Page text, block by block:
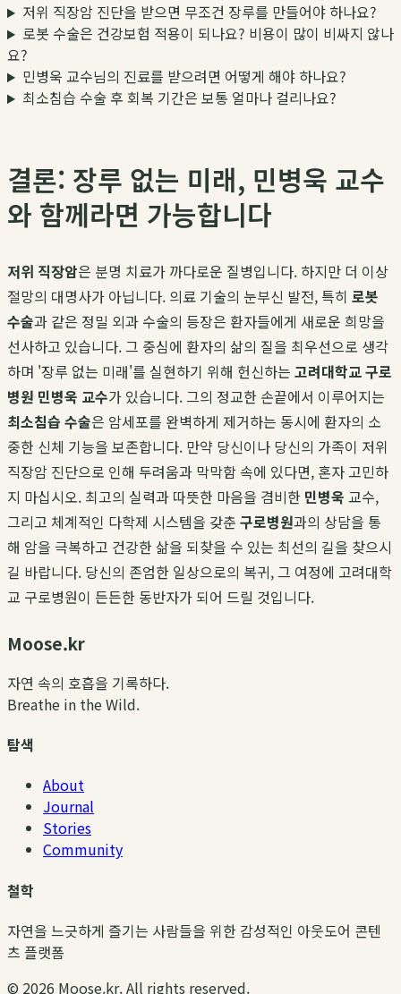
저위 직장암 진단을 받으면 무조건 장루를 만들어야 하나요?
로봇 수술은 건강보험 적용이 되나요? 비용이 많이 비싸지 않나
요?
민병욱 교수님의 진료를 받으려면 어떻게 해야 하나요?
최소침습 수술 후 회복 기간은 보통 얼마나 걸리나요?
결론: 장루 없는 미래, 민병욱 교수
와 함께라면 가능합니다
저위 직장암은 분명 치료가 까다로운 질병입니다. 하지만 더 이상
절망의 대명사가 아닙니다. 의료 기술의 눈부신 발전, 특히 로봇
수술과 같은 정밀 외과 수술의 등장은 환자들에게 새로운 희망을
선사하고 있습니다. 그 중심에 환자의 삶의 질을 최우선으로 생각
하며 '장루 없는 미래'를 실현하기 위해 헌신하는 고려대학교 구로
병원 민병욱 교수가 있습니다. 그의 정교한 손끝에서 이루어지는
최소침습 수술은 암세포를 완벽하게 제거하는 동시에 환자의 소
중한 신체 기능을 보존합니다. 만약 당신이나 당신의 가족이 저위
직장암 진단으로 인해 두려움과 막막함 속에 있다면, 혼자 고민하
지 마십시오. 최고의 실력과 따뜻한 마음을 겸비한 민병욱 교수,
그리고 체계적인 다학제 시스템을 갖춘 구로병원과의 상담을 통
해 암을 극복하고 건강한 삶을 되찾을 수 있는 최선의 길을 찾으시
길 바랍니다. 당신의 존엄한 일상으로의 복귀, 그 여정에 고려대학
교 구로병원이 든든한 동반자가 되어 드릴 것입니다.
Moose.kr
자연 속의 호흡을 기록하다.
Breathe in the Wild.
탐색
About
Journal
Stories
Community
철학
자연을 느긋하게 즐기는 사람들을 위한 감성적인 아웃도어 콘텐
츠 플랫폼
© 2026 Moose.kr. All rights reserved.